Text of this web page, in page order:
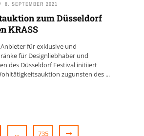
8. SEPTEMBER 2021
zum Düsseldorf
KRASS
für exklusive und
für Designliebhaber und
des Düsseldorf Festival initiiert
zugunsten des ...
… 735